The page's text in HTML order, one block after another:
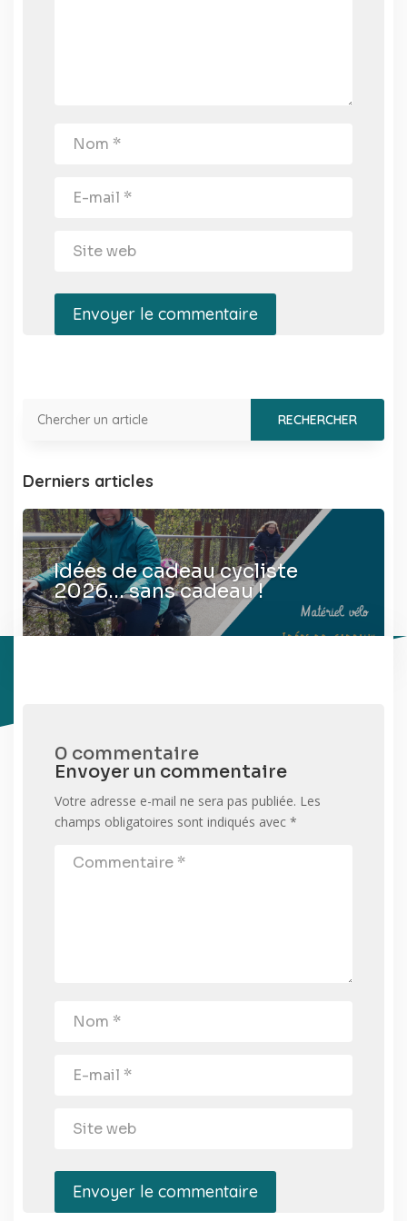
Envoyer le commentaire
Derniers articles
Idées de cadeau cycliste
2026… sans cadeau !
0 commentaire
Envoyer un commentaire
Votre adresse e-mail ne sera pas publiée. Les
champs obligatoires sont indiqués avec *
Envoyer le commentaire